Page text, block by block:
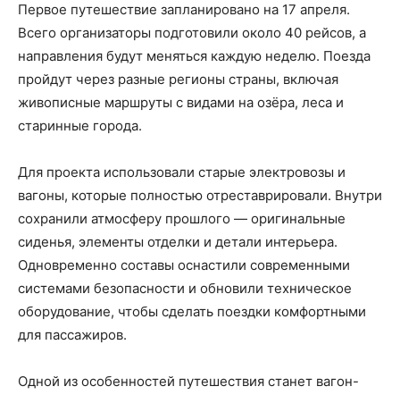
Первое путешествие запланировано на 17 апреля.
Всего организаторы подготовили около 40 рейсов, а
направления будут меняться каждую неделю. Поезда
пройдут через разные регионы страны, включая
живописные маршруты с видами на озёра, леса и
старинные города.
Для проекта использовали старые электровозы и
вагоны, которые полностью отреставрировали. Внутри
сохранили атмосферу прошлого — оригинальные
сиденья, элементы отделки и детали интерьера.
Одновременно составы оснастили современными
системами безопасности и обновили техническое
оборудование, чтобы сделать поездки комфортными
для пассажиров.
Одной из особенностей путешествия станет вагон-